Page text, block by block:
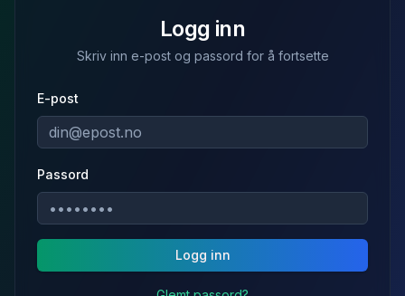
Logg inn
Skriv inn e-post og passord for å fortsette
E-post
Passord
Logg inn